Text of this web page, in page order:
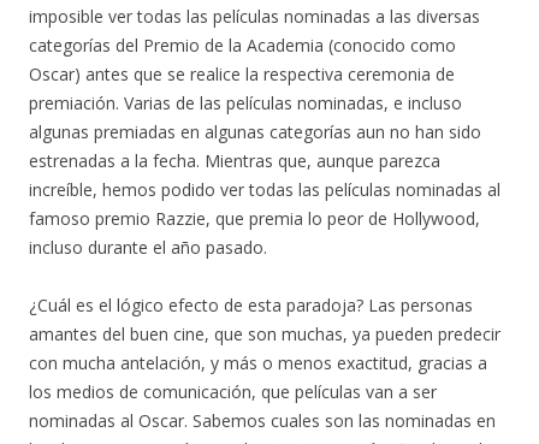
imposible ver todas las películas nominadas a las diversas
categorías del Premio de la Academia (conocido como
Oscar) antes que se realice la respectiva ceremonia de
premiación. Varias de las películas nominadas, e incluso
algunas premiadas en algunas categorías aun no han sido
estrenadas a la fecha. Mientras que, aunque parezca
increíble, hemos podido ver todas las películas nominadas al
famoso premio Razzie, que premia lo peor de Hollywood,
incluso durante el año pasado.
¿Cuál es el lógico efecto de esta paradoja? Las personas
amantes del buen cine, que son muchas, ya pueden predecir
con mucha antelación, y más o menos exactitud, gracias a
los medios de comunicación, que películas van a ser
nominadas al Oscar. Sabemos cuales son las nominadas en